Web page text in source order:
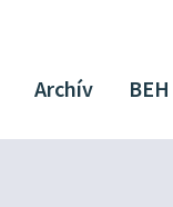
Archív BEH